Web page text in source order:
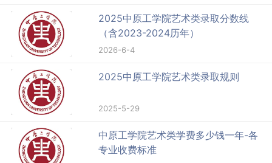
2025中原工学院艺术类录取分数线
（含2023-2024历年）
2026-6-4
2025中原工学院艺术类录取规则
2025-5-29
中原工学院艺术类学费多少钱一年-各
专业收费标准